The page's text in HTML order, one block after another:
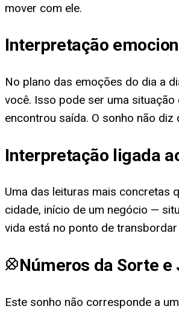
mover com ele.
Interpretação
No plano das emoções do dia a
você. Isso pode ser uma
encontrou saída. O sonho não
Interpretação ligada
Uma das leituras mais concretas
cidade, início de um negócio —
vida está no ponto de
Números da Sorte e
Este sonho não corresponde a